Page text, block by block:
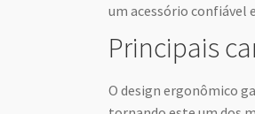
um acessório confiável
Principais
O design ergonômico